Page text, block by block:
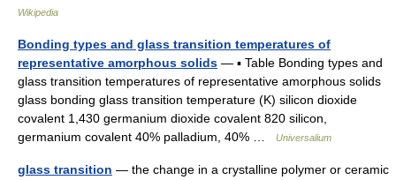
Wikipedia
Bonding types and glass transition temperatures of
representative amorphous solids — ▪ Table Bonding types and
glass transition temperatures of representative amorphous solids
glass bonding glass transition temperature (K) silicon dioxide
covalent 1,430 germanium dioxide covalent 820 silicon,
germanium covalent 40% palladium, 40% …
Universalium
glass transition — the change in a crystalline polymer or ceramic